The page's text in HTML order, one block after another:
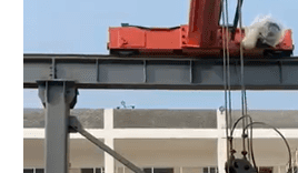
O‘zbekcha